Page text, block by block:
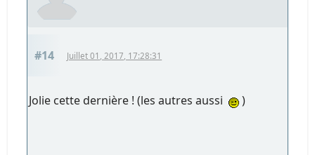
#14 Juillet 01, 2017, 17:28:31
Jolie cette dernière ! (les autres aussi )